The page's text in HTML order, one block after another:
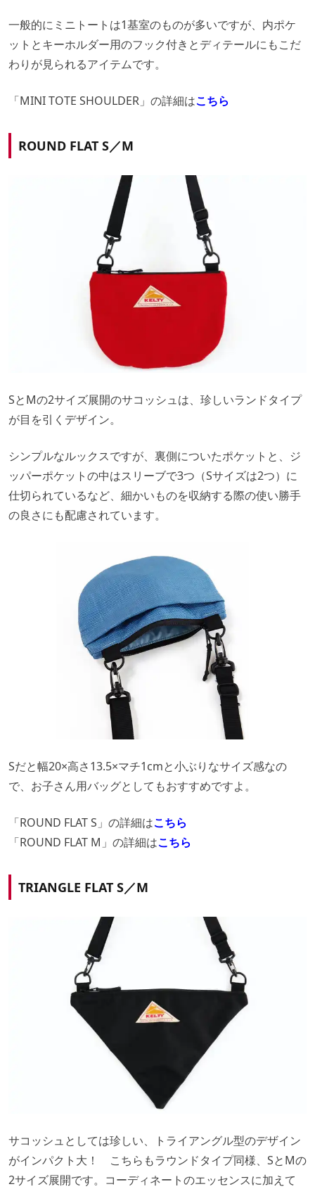
一般的にミニトートは1基室のものが多いですが、内ポケ
ットとキーホルダー用のフック付きとディテールにもこだ
わりが見られるアイテムです。
「MINI TOTE SHOULDER」の詳細はこちら
ROUND FLAT S／M
SとMの2サイズ展開のサコッシュは、珍しいランドタイプ
が目を引くデザイン。
シンプルなルックスですが、裏側についたポケットと、ジ
ッパーポケットの中はスリーブで3つ（Sサイズは2つ）に
仕切られているなど、細かいものを収納する際の使い勝手
の良さにも配慮されています。
Sだと幅20×高さ13.5×マチ1cmと小ぶりなサイズ感なの
で、お子さん用バッグとしてもおすすめですよ。
「ROUND FLAT S」の詳細はこちら
「ROUND FLAT M」の詳細はこちら
TRIANGLE FLAT S／M
サコッシュとしては珍しい、トライアングル型のデザイン
がインパクト大！ こちらもラウンドタイプ同様、SとMの
2サイズ展開です。コーディネートのエッセンスに加えて